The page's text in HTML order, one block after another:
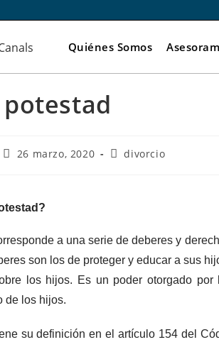
Quiénes Somos
26 marzo, 2020 divorcio
a una serie de deberes y
son los de proteger y educar a sus
los hijos. Es un poder otorgado
de los hijos.
su definición en el artículo 154 del